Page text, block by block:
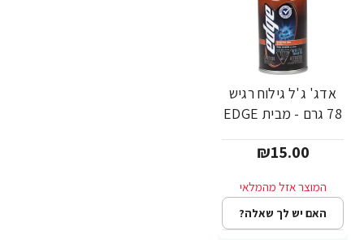
אדג' ג'ל גילוח רגיש
78 גרם - מבית EDGE
₪15.00
האם יש לך שאלה?